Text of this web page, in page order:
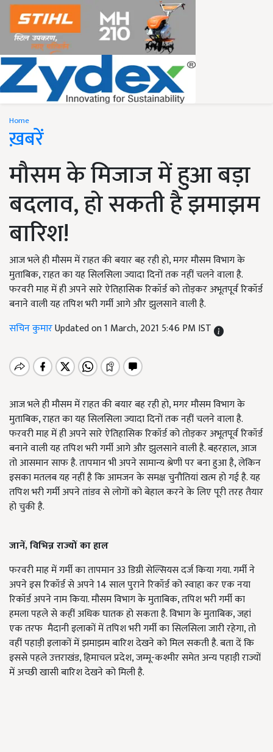
Home
ख़बरें
मौसम के मिजाज में हुआ बड़ा
बदलाव, हो सकती है झमाझम
बारिश!
आज भले ही मौसम में राहत की बयार बह रही हो, मगर मौसम विभाग के
मुताबिक, राहत का यह सिलसिला ज्यादा दिनों तक नहीं चलने वाला है.
फरवरी माह में ही अपने सारे ऐतिहासिक रिकॉर्ड को तोड़कर अभूतपूर्व रिकॉर्ड
बनाने वाली यह तपिश भरी गर्मी आगे और झुलसाने वाली है.
सचिन कुमारUpdated on 1 March, 2021 5:46 PM IST
आज भले ही मौसम में राहत की बयार बह रही हो, मगर मौसम विभाग के
मुताबिक, राहत का यह सिलसिला ज्यादा दिनों तक नहीं चलने वाला है.
फरवरी माह में ही अपने सारे ऐतिहासिक रिकॉर्ड को तोड़कर अभूतपूर्व रिकॉर्ड
बनाने वाली यह तपिश भरी गर्मी आगे और झुलसाने वाली है. बहरहाल, आज
तो आसमान साफ है. तापमान भी अपने सामान्य श्रेणी पर बना हुआ है, लेकिन
इसका मतलब यह नहीं है कि आमजन के समक्ष चुनौतियां खत्म हो गई है. यह
तपिश भरी गर्मी अपने तांडव से लोगों को बेहाल करने के लिए पूरी तरह तैयार
हो चुकी है.
जानें, विभिन्न राज्यों का हाल
फरवरी माह में गर्मी का तापमान 33 डिग्री सेल्सियस दर्ज किया गया. गर्मी ने
अपने इस रिकॉर्ड से अपने 14 साल पुराने रिकॉर्ड को स्वाहा कर एक नया
रिकॉर्ड अपने नाम किया. मौसम विभाग के मुताबिक, तपिश भरी गर्मी का
हमला पहले से कहीं अधिक घातक हो सकता है. विभाग के मुताबिक, जहां
एक तरफ मैदानी इलाकों में तपिश भरी गर्मी का सिलसिला जारी रहेगा, तो
वहीं पहाड़ी इलाकों में झमाझम बारिश देखने को मिल सकती है. बता दें कि
इससे पहले उत्तराखंड, हिमाचल प्रदेश, जम्मू-कश्मीर समेत अन्य पहाड़ी राज्यों
में अच्छी खासी बारिश देखने को मिली है.